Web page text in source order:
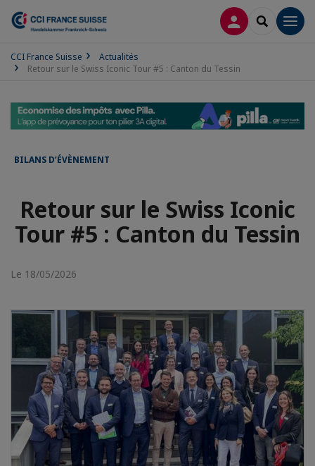
CONNEXION
CCI France Suisse
Actualités
Retour sur le Swiss Iconic Tour #5 : Canton du Tessin
BILANS D’ÉVÈNEMENT
Retour sur le Swiss Iconic
Tour #5 : Canton du Tessin
Le 18/05/2026